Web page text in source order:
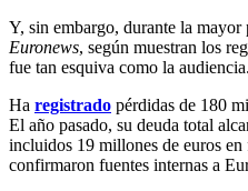
Y, sin embargo, durante la mayor
Euronews, según muestran los
fue tan esquiva como la audiencia.
Ha registrado pérdidas de 180
El año pasado, su deuda total
incluidos 19 millones de euros en
confirmaron fuentes internas a